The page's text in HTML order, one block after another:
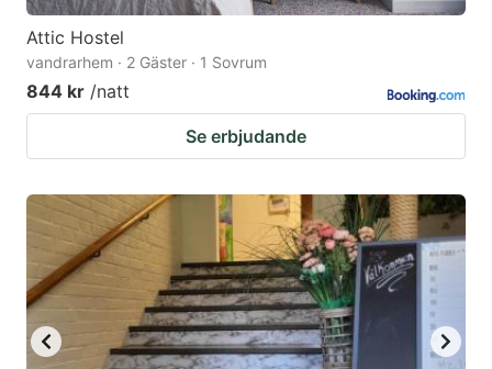
Attic Hostel
vandrarhem · 2 Gäster · 1 Sovrum
844 kr /natt
Se erbjudande